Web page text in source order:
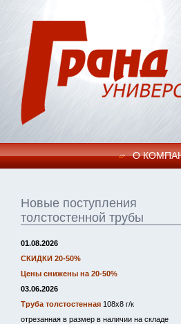
О
Новые поступления
толстостенной трубы
01.08.2026
СКИДКИ 20-50%
Цены снижены на 20-50%
03.06.2026
Труба толстостенная 108х8 г/к
отрезанная в размер в наличии на складе